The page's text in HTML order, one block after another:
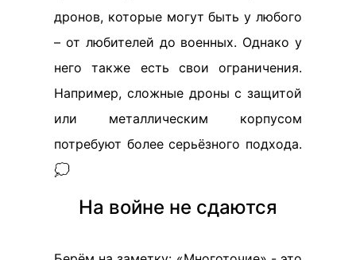
дронов, которые могут быть у любого
– от любителей до военных. Однако у
него также есть свои ограничения.
Например, сложные дроны с защитой
или металлическим корпусом
потребуют более серьёзного подхода.
💭
На войне не сдаются